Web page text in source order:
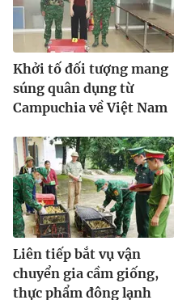
Khởi tố đối tượng mang
súng quân dụng từ
Campuchia về Việt Nam
Liên tiếp bắt vụ vận
chuyển gia cầm giống,
thực phẩm đông lạnh